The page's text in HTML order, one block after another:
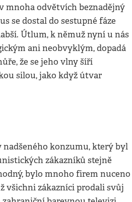
mnoha odvětvích beznadějný
se dostal do sestupné fáze
Útlum, k němuž nyní u nás
ani neobvyklým, dopadá
že se jeho vlny šíří
silou, jako když útvar
konzumu, který byl
zákazníků stejně
bylo mnoho firem nuceno
všichni zákazníci prodali svůj